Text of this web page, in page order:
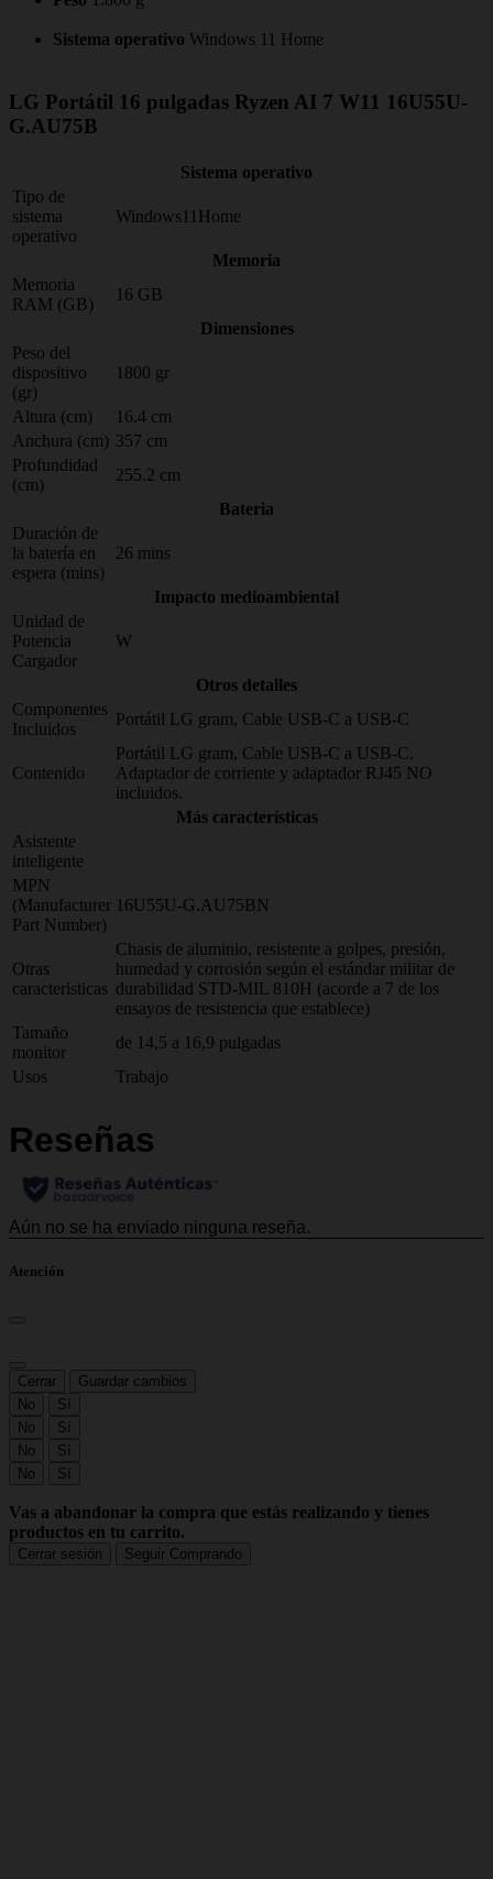
Sistema operativo Windows 11 Home
LG Portátil 16 pulgadas Ryzen AI 7 W11 16U55U-
G.AU75B
Sistema operativo
Tipo de
sistema
operativo
Windows11Home
Memoria
Memoria
RAM (GB)
16 GB
Dimensiones
Peso del
dispositivo
(gr)
1800 gr
Altura (cm)
16.4 cm
Anchura (cm) 357 cm
Profundidad
(cm)
255.2 cm
Bateria
Duración de
la batería en
espera (mins)
26 mins
Impacto medioambiental
Unidad de
Potencia
Cargador
W
Otros detalles
Componentes
Incluidos
Portátil LG gram, Cable USB-C a USB-C
Contenido
Portátil LG gram, Cable USB-C a USB-C.
Adaptador de corriente y adaptador RJ45 NO
incluidos.
Más características
Asistente
inteligente
MPN
(Manufacturer
Part Number)
16U55U-G.AU75BN
Otras
caracteristicas
Chasis de aluminio, resistente a golpes, presión,
humedad y corrosión según el estándar militar de
durabilidad STD-MIL 810H (acorde a 7 de los
ensayos de resistencia que establece)
Tamaño
monitor
de 14,5 a 16,9 pulgadas
Usos
Trabajo
Atención
Cerrar
Guardar cambios
No
Sí
No
Sí
No
Sí
No
Sí
Vas a abandonar la compra que estás realizando y tienes
productos en tu carrito.
Cerrar sesión Seguir Comprando